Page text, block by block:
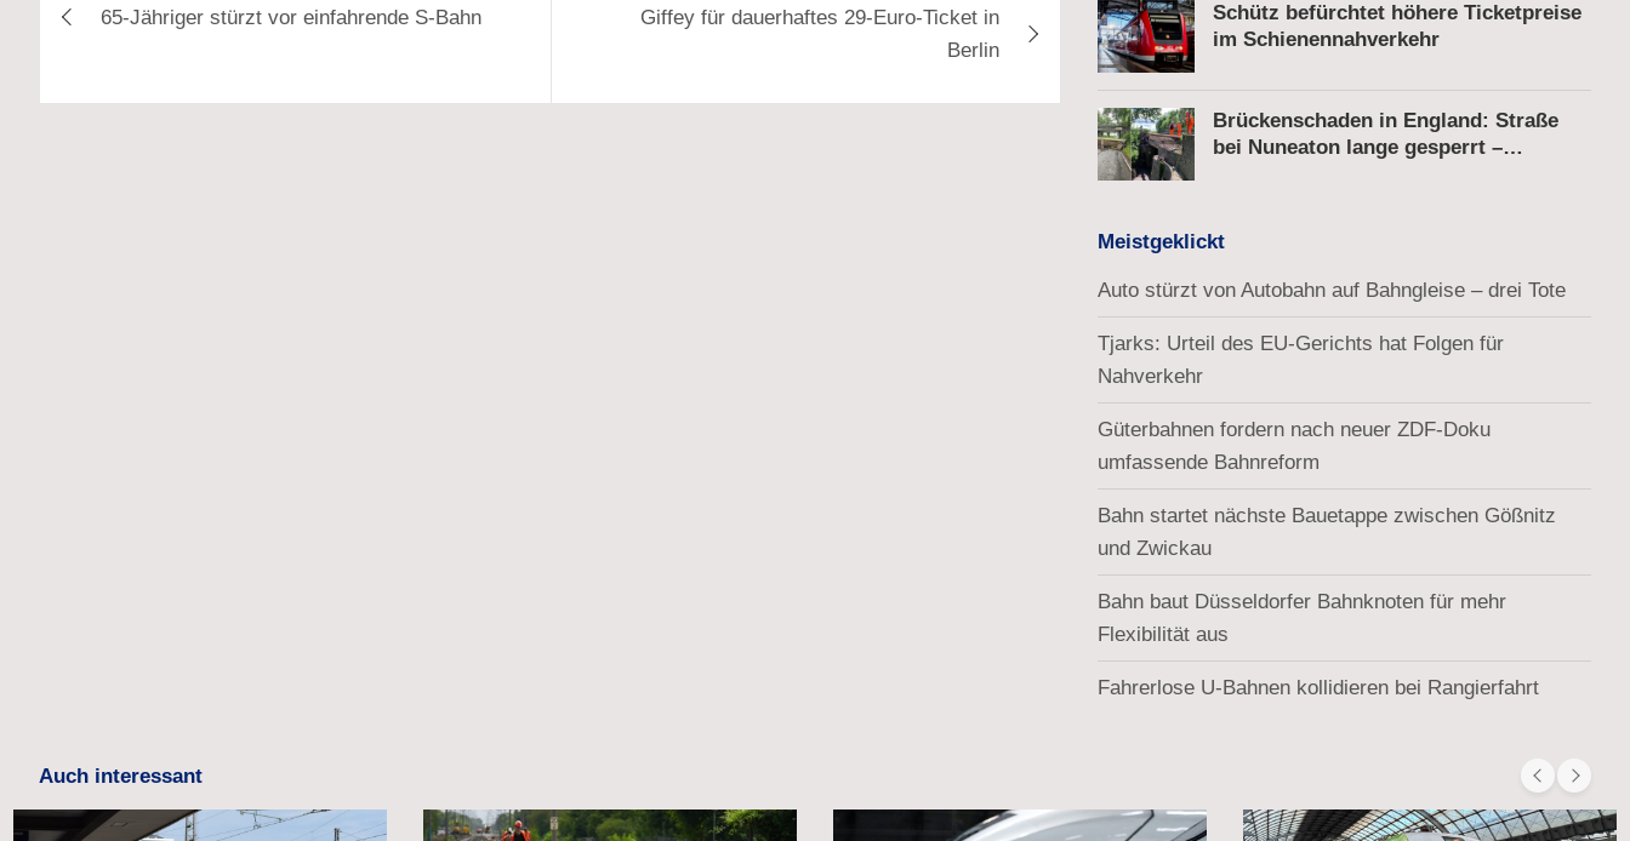
65-Jähriger stürzt vor einfahrende S-Bahn
Giffey für dauerhaftes 29-Euro-Ticket in
Berlin
Schütz befürchtet höhere Ticketpreise
im Schienennahverkehr
Brückenschaden in England: Straße
bei Nuneaton lange gesperrt –
Meistgeklickt
Auto stürzt von Autobahn auf Bahngleise – drei Tote
Tjarks: Urteil des EU-Gerichts hat Folgen für
Nahverkehr
Güterbahnen fordern nach neuer ZDF-Doku
umfassende Bahnreform
Bahn startet nächste Bauetappe zwischen Gößnitz
und Zwickau
Bahn baut Düsseldorfer Bahnknoten für mehr
Flexibilität aus
Fahrerlose U-Bahnen kollidieren bei Rangierfahrt
Auch interessant